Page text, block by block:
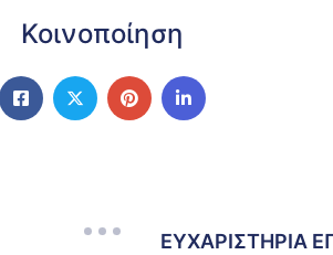
Κοινοποίηση
ΕΥΧΑΡΙΣΤΗΡΙΑ